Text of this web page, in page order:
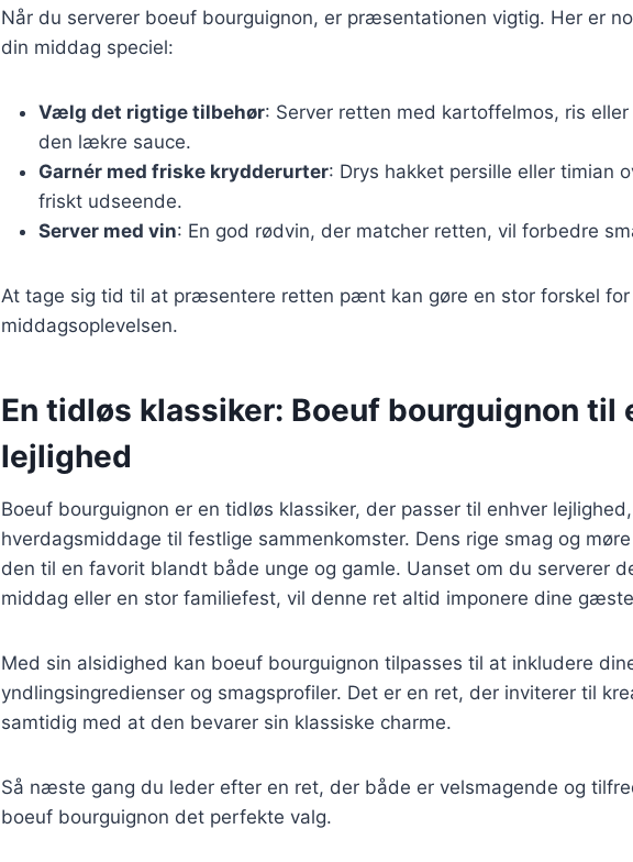
Når du serverer boeuf bourguignon, er præsentationen vigtig. Her er
din middag speciel:
Vælg det rigtige tilbehør: Server retten med kartoffelmos, ris
den lækre sauce.
Garnér med friske krydderurter: Drys hakket persille eller timian
friskt udseende.
Server med vin: En god rødvin, der matcher retten, vil forbedre
At tage sig tid til at præsentere retten pænt kan gøre en stor forskel for
middagsoplevelsen.
En tidløs klassiker: Boeuf bourguignon til
lejlighed
Boeuf bourguignon er en tidløs klassiker, der passer til enhver
hverdagsmiddage til festlige sammenkomster. Dens rige smag og
den til en favorit blandt både unge og gamle. Uanset om du serverer
middag eller en stor familiefest, vil denne ret altid imponere dine
Med sin alsidighed kan boeuf bourguignon tilpasses til at inkludere
yndlingsingredienser og smagsprofiler. Det er en ret, der inviterer til
samtidig med at den bevarer sin klassiske charme.
Så næste gang du leder efter en ret, der både er velsmagende og
boeuf bourguignon det perfekte valg.